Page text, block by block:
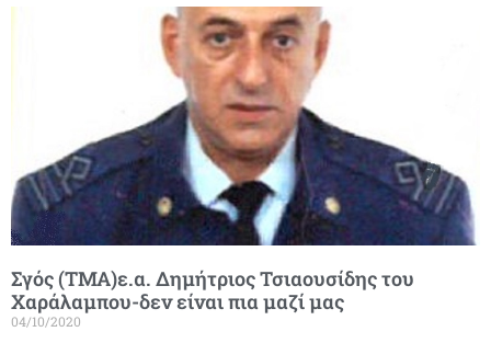
Σγός (ΤΜΑ)ε.α. Δημήτριος Τσιαουσίδης του
Χαράλαμπου-δεν είναι πια μαζί μας
04/10/2020